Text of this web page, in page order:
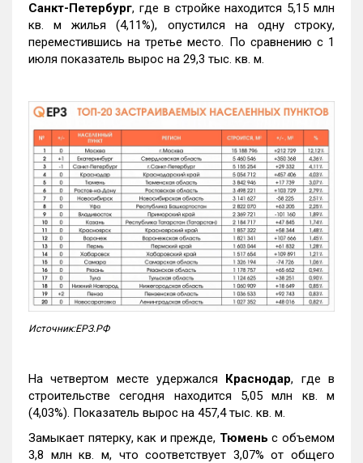
Санкт-Петербург, где в стройке находится 5,15 млн
кв. м жилья (4,11%), опустился на одну строку,
переместившись на третье место. По сравнению с 1
июля показатель вырос на 29,3 тыс. кв. м.
Источник:ЕРЗ.РФ
На четвертом месте удержался Краснодар, где в
строительстве сегодня находится 5,05 млн кв. м
(4,03%). Показатель вырос на 457,4 тыс. кв. м.
Замыкает пятерку, как и прежде, Тюмень с объемом
3,8 млн кв. м, что соответствует 3,07% от общего